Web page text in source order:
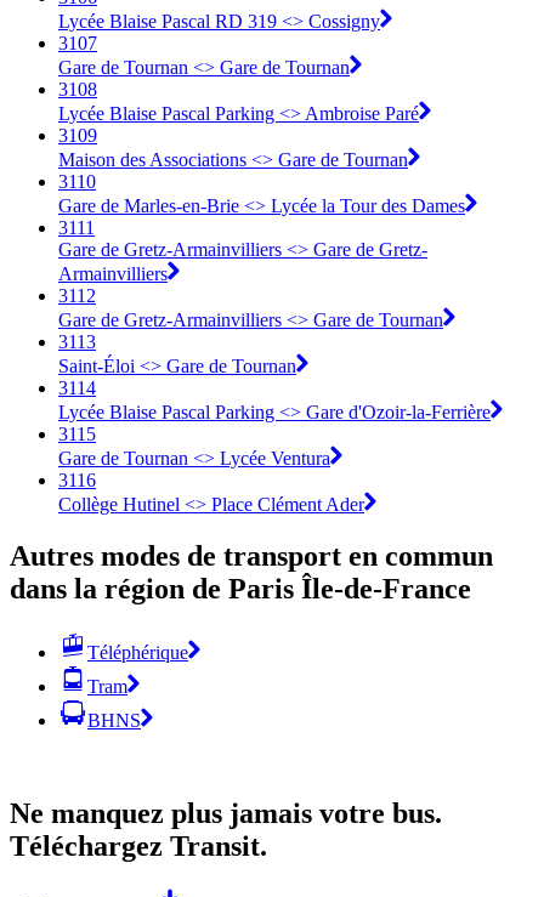
Lycée Blaise Pascal RD 319 <> Cossigny
3107
Gare de Tournan <> Gare de Tournan
3108
Lycée Blaise Pascal Parking <> Ambroise Paré
3109
Maison des Associations <> Gare de Tournan
3110
Gare de Marles-en-Brie <> Lycée la Tour des Dames
3111
Gare de Gretz-Armainvilliers <> Gare de Gretz-
Armainvilliers
3112
Gare de Gretz-Armainvilliers <> Gare de Tournan
3113
Saint-Éloi <> Gare de Tournan
3114
Lycée Blaise Pascal Parking <> Gare d'Ozoir-la-Ferrière
3115
Gare de Tournan <> Lycée Ventura
3116
Collège Hutinel <> Place Clément Ader
Autres modes de transport en commun
dans la région de Paris Île-de-France
Téléphérique
Tram
BHNS
Ne manquez plus jamais votre bus.
Téléchargez Transit.